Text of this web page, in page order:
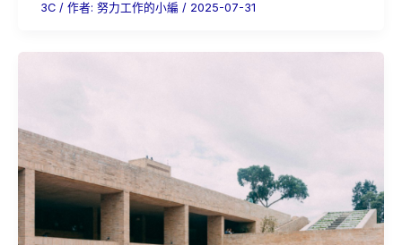
3C/ 作者: 努力工作的小編 / 2025-07-31